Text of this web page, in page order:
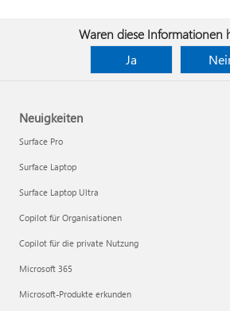
Waren diese Informationen
Ja
Neuigkeiten
Surface Pro
Surface Laptop
Surface Laptop Ultra
Copilot für Organisationen
Copilot für die private Nutzung
Microsoft 365
Microsoft-Produkte erkunden